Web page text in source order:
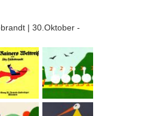
| 30.Oktober -